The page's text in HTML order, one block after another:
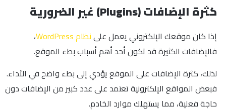
كثرة الإضافات (Plugins) غير الضرورية
إذا كان موقعك الإلكتروني يعمل علىنظام WordPress
،
فالإضافات الكثيرة قد تكون أحد أهم أسباب بطء الموقع.
لذلك، كثرة الإضافات على الموقع يؤدي إلى بطء واضح في الأداء.
فبعض المواقع الإلكترونية تعتمد على عدد كبير من الإضافات دون
حاجة فعلية، مما يستهلك موارد الخادم.